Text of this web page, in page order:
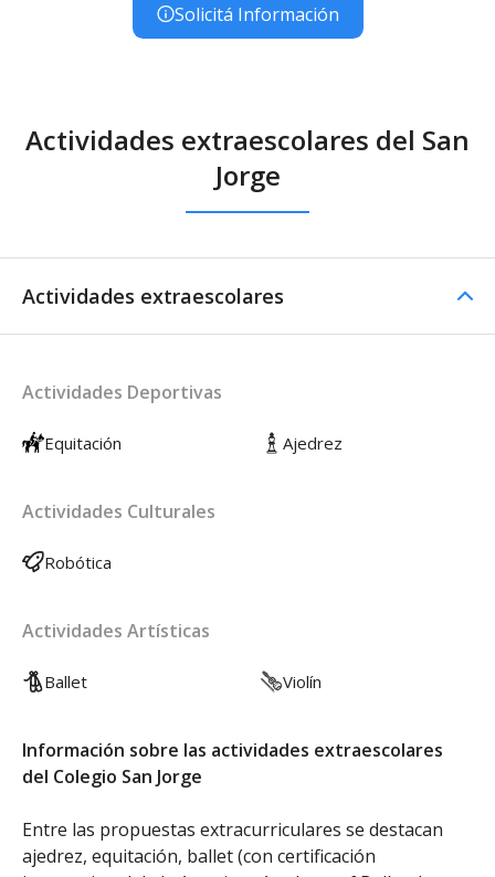
Solicitá Información
Actividades extraescolares del San
Jorge
Actividades extraescolares
Actividades Deportivas
Equitación Ajedrez
Actividades Culturales
Robótica
Actividades Artísticas
Ballet Violín
Información sobre las actividades extraescolares
del Colegio San Jorge
Entre las propuestas extracurriculares se destacan
ajedrez, equitación, ballet (con certificación